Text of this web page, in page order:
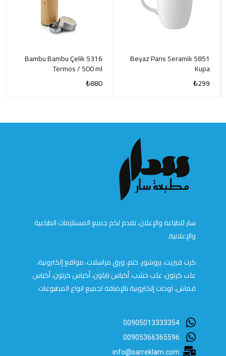
5851 Beyaz Paris Seramik
Kupa
₺299
5316 Bambu Bambu Çelik
Termos / 500 ml
₺880
سار للطباعة والإعلان، نقدم لكم جميع المستلزمات الطباعية
والإعلانية.
كرت فيزيت، بروشور، ختم، ورق مراسلات، مواقع إلكترونية،
علب كرتون، علب خشب، أكياس نايلون، أكياس كرتون، أكياس
قماش، لوحات إلكترونية بالإضافة لجميع انواع المطبوعات
00905013333354
00905366365596
info@sarreklam.com